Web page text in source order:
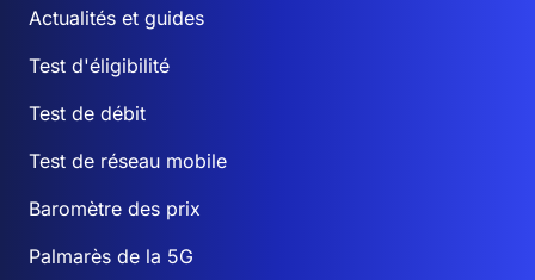
Actualités et guides
Test d'éligibilité
Test de débit
Test de réseau mobile
Baromètre des prix
Palmarès de la 5G